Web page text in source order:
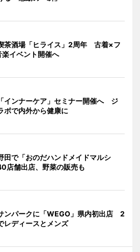
茶酒場「ヒライス」2周年 古着×フ
イベント開催へ
インナーケア」セミナー開催へ ジ
ボで内外から健康に
田で「おのだハンドメイドマルシ
店舗出店、野菜の販売も
ンパークに「WEGO」県内初出店 2
レディースとメンズ